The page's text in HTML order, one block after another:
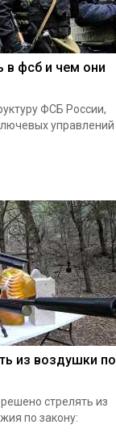
в фсб и чем они
ФСБ России,
управлений
из воздушки по
стрелять из
по закону: